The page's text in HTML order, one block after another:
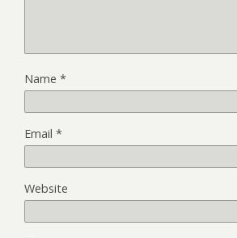
Name *
Email *
Website